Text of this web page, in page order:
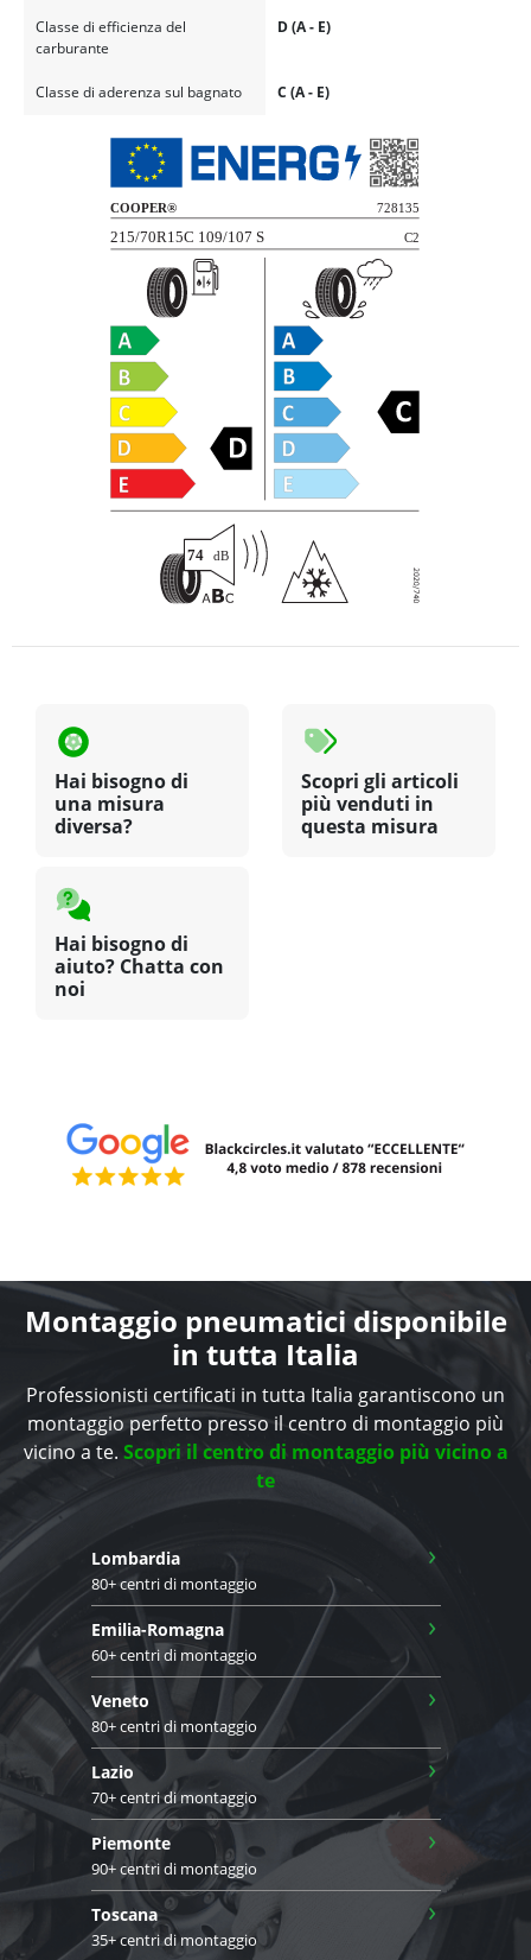
Classe di efficienza del
carburante
D (A - E)
Classe di aderenza sul bagnato C (A - E)
Hai bisogno di
una misura
diversa?
Scopri gli articoli
più venduti in
questa misura
Hai bisogno di
aiuto? Chatta con
noi
Montaggio pneumatici disponibile
in tutta Italia
Professionisti certificati in tutta Italia garantiscono un
montaggio perfetto presso il centro di montaggio più
vicino a te. Scopri il centro di montaggio più vicino a
te
Lombardia
80+ centri di montaggio
›
Emilia-Romagna
60+ centri di montaggio
›
Veneto
80+ centri di montaggio
›
Lazio
70+ centri di montaggio
›
Piemonte
90+ centri di montaggio
›
Toscana
35+ centri di montaggio
›